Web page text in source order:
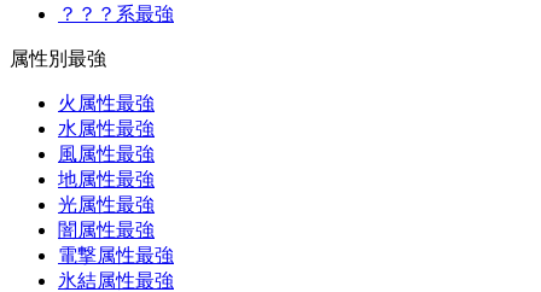
？？？系最強
属性別最強
火属性最強
水属性最強
風属性最強
地属性最強
光属性最強
闇属性最強
電撃属性最強
氷結属性最強